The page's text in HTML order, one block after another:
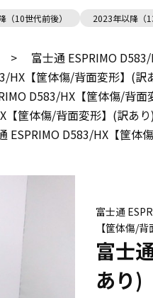
（10世代前後） 2023年以降（
>
富士通 ESPRIMO
HX【筐体傷/背面変形】(訳
D583/HX【筐体傷/背
【筐体傷/背面変形】(訳あ
ESPRIMO D583/HX【筐体
富士通
【筐体傷/
富士
あり)